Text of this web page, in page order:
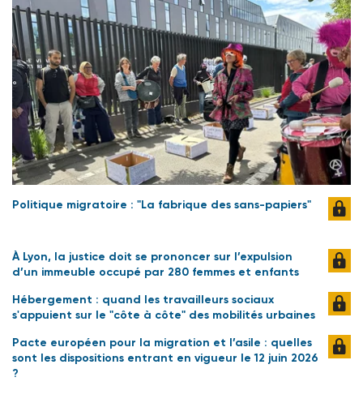
Politique migratoire : "La fabrique des sans-papiers"
À Lyon, la justice doit se prononcer sur l’expulsion
d’un immeuble occupé par 280 femmes et enfants
Hébergement : quand les travailleurs sociaux
s'appuient sur le "côte à côte" des mobilités urbaines
Pacte européen pour la migration et l’asile : quelles
sont les dispositions entrant en vigueur le 12 juin 2026
?